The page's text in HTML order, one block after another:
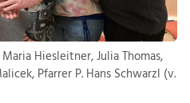
Hiesleitner, Julia Thomas,
Pfarrer P. Hans Schwarzl (v.